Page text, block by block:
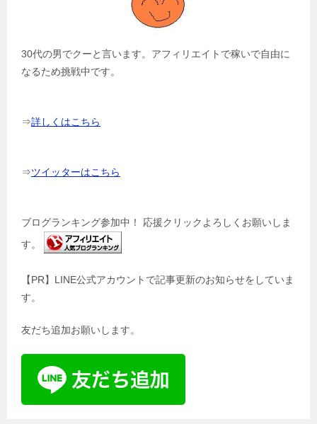
30代の男でクーと言います。アフィリエイトで稼いで自由に
なるため挑戦中です。
⇒詳しくはこちら
⇒ツイッターはこちら
ブログランキング参加中！ 応援クリックよろしくお願いしま
す。
【PR】LINE公式アカウントで記事更新のお知らせをしていま
す。
友だち追加お願いします。